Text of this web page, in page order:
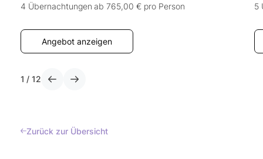
4 Übernachtungen ab 765,00 € pro Person
Angebot anzeigen
5
1 / 12
Zurück zur Übersicht